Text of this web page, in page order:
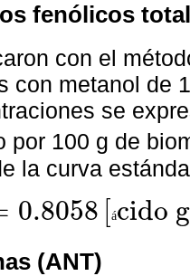
fenólicos
con el
con metanol de
se
por 100 g de
la curva
0.8058 [ácido g
á do galico+0.077 ; R2=0.9977
(ANT)